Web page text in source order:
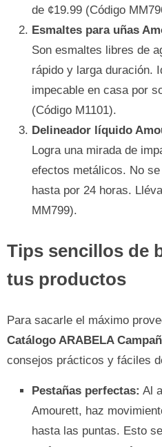
de ¢19.99 (Código
Esmaltes para uñas
Son esmaltes libres de
rápido y larga duración.
impecable en casa por
(Código M1101).
Delineador líquido
Logra una mirada de
efectos metálicos. No
hasta por 24 horas.
MM799).
Tips sencillos de
tus productos
Para sacarle el máximo
Catálogo ARABELA
consejos prácticos y fáciles
Pestañas perfectas: Al
Amourett, haz
hasta las puntas. Esto